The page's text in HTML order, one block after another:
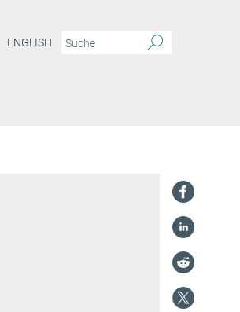
ENGLISH